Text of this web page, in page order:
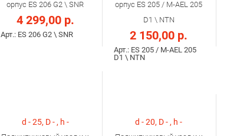
орпус ES 206 G2 \ SNR
4 299,00 р.
Арт.: ES 206 G2 \ SNR
орпус ES 205 / M-AEL 205
D1 \ NTN
2 150,00 р.
Арт.: ES 205 / M-AEL 205
D1 \ NTN
d - 25, D - , h - d - 20, D - , h -